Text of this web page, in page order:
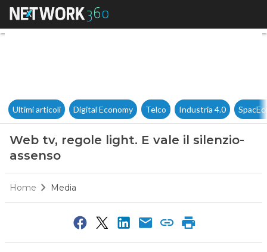
Web tv, regole light. E vale il
Ultimi articoli Digital Economy Telco Industria 4.0
Web tv, regole light. E vale il silenzio-
assenso
Home Media